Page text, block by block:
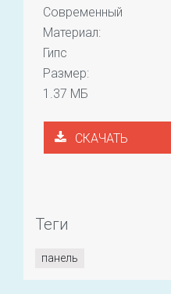
Современный
Материал:
Гипс
Размер:
1.37 МБ
СКАЧАТЬ
Теги
панель